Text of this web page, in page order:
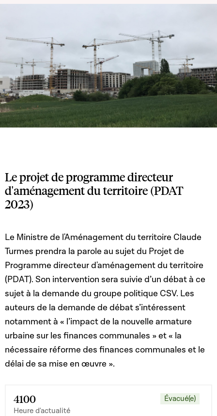
Le projet de programme directeur
d'aménagement du territoire (PDAT
2023)
Le Ministre de l'Aménagement du territoire Claude
Turmes prendra la parole au sujet du Projet de
Programme directeur d'aménagement du territoire
(PDAT). Son intervention sera suivie d’un débat à ce
sujet à la demande du groupe politique CSV. Les
auteurs de la demande de débat s’intéressent
notamment à « l’impact de la nouvelle armature
urbaine sur les finances communales » et « la
nécessaire réforme des finances communales et le
délai de sa mise en œuvre ».
4100
Heure d'actualité
Évacué(e)